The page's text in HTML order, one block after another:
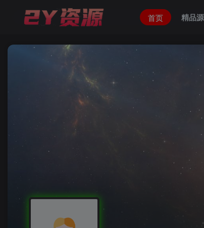
首页 精品